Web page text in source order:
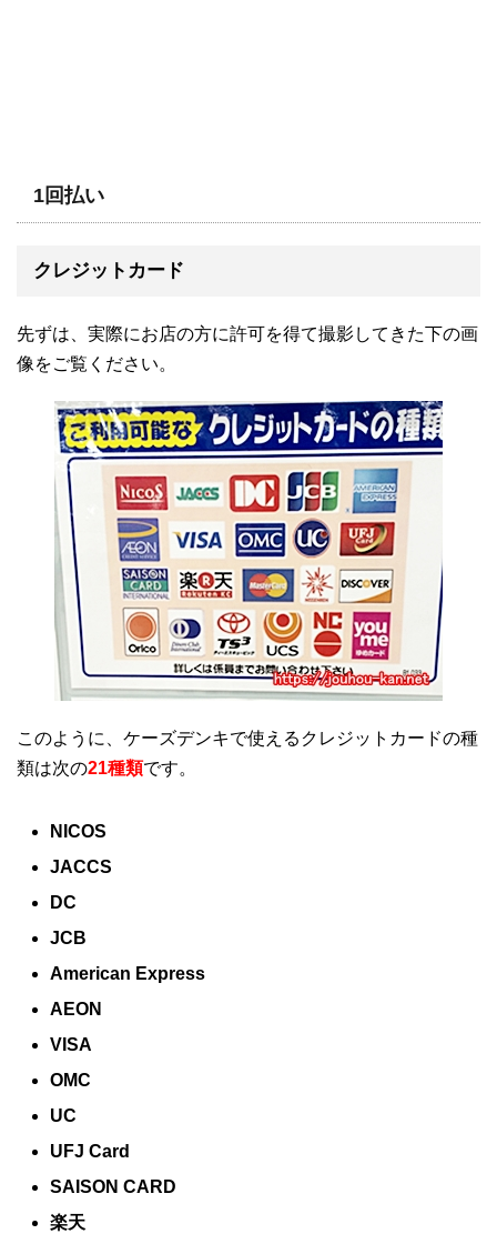
1回払い
クレジットカード
先ずは、実際にお店の方に許可を得て撮影してきた下の画
像をご覧ください。
このように、ケーズデンキで使えるクレジットカードの種
類は次の21種類です。
NICOS
JACCS
DC
JCB
American Express
AEON
VISA
OMC
UC
UFJ Card
SAISON CARD
楽天